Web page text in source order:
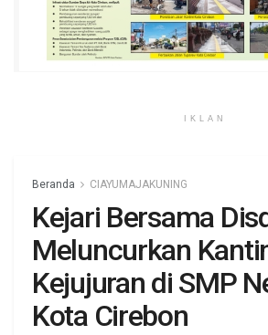
IKLAN
Beranda CIAYUMAJAKUNING
Kejari Bersama
Meluncurkan
Kejujuran di SMP
Kota Cirebon